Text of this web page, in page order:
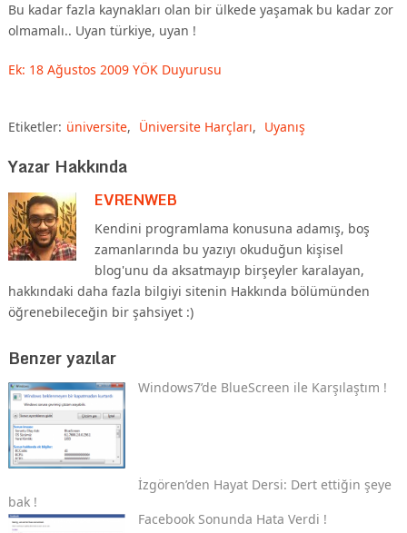
Bu kadar fazla kaynakları olan bir ülkede yaşamak bu kadar zor
olmamalı.. Uyan türkiye, uyan !
Ek: 18 Ağustos 2009 YÖK Duyurusu
Etiketler: üniversite, Üniversite Harçları, Uyanış
Yazar Hakkında
EVRENWEB
Kendini programlama konusuna adamış, boş
zamanlarında bu yazıyı okuduğun kişisel
blog'unu da aksatmayıp birşeyler karalayan,
hakkındaki daha fazla bilgiyi sitenin Hakkında bölümünden
öğrenebileceğin bir şahsiyet :)
Benzer yazılar
Windows7’de BlueScreen ile Karşılaştım !
İzgören’den Hayat Dersi: Dert ettiğin şeye
bak !
Facebook Sonunda Hata Verdi !